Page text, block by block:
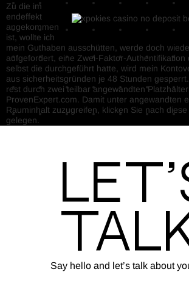
Zu die im
endeffekt
angekommen
ist, wollte ich
mein Guthaben ausschütten, werde doch
aufgefordert, eine Zwei-Faktor-Authentifikation
selbst die durchgeführt hatte, wird mein
aus sicherheitsgründen je 48 Stunden
rest durch zwei teilbar angewandten
ProvenExpert.com. Damit unter angewandten
Rauminhalt zuzugreifen, klicken Sie nach
gelegen.
Say hello and let’s talk about